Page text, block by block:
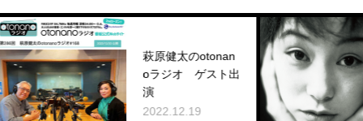
萩原健太のotonan
oラジオ ゲスト出
演
2022.12.19